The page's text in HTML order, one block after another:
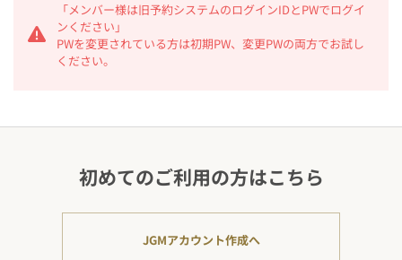
「メンバー様は旧予約システムのログインIDとPWでログイ
ンください」
PWを変更されている方は初期PW、変更PWの両方でお試し
ください。
初めてのご利用の方はこちら
JGMアカウント作成へ